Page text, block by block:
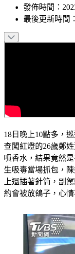
發佈時間：
最後更新時間：
18日晚上10點多，
查闖紅燈的26歲鄭
噴香水，結果竟然
生吸毒當場抓包，
上還插著針筒，副
約會被放鴿子，心情